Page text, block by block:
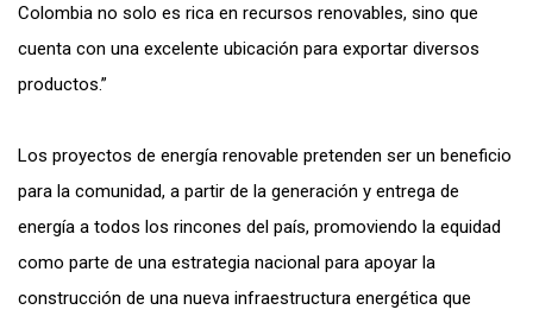
Colombia no solo es rica en recursos renovables, sino que
cuenta con una excelente ubicación para exportar diversos
productos.”
Los proyectos de energía renovable pretenden ser un beneficio
para la comunidad, a partir de la generación y entrega de
energía a todos los rincones del país, promoviendo la equidad
como parte de una estrategia nacional para apoyar la
construcción de una nueva infraestructura energética que